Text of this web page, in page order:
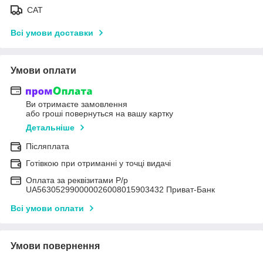
САТ
Всі умови доставки
Умови оплати
Ви отримаєте замовлення
або гроші повернуться на вашу картку
Детальніше
Післяплата
Готівкою при отриманні у точці видачі
Оплата за реквізитами Р/р
UA563052990000026008015903432 Приват-Банк
Всі умови оплати
Умови повернення